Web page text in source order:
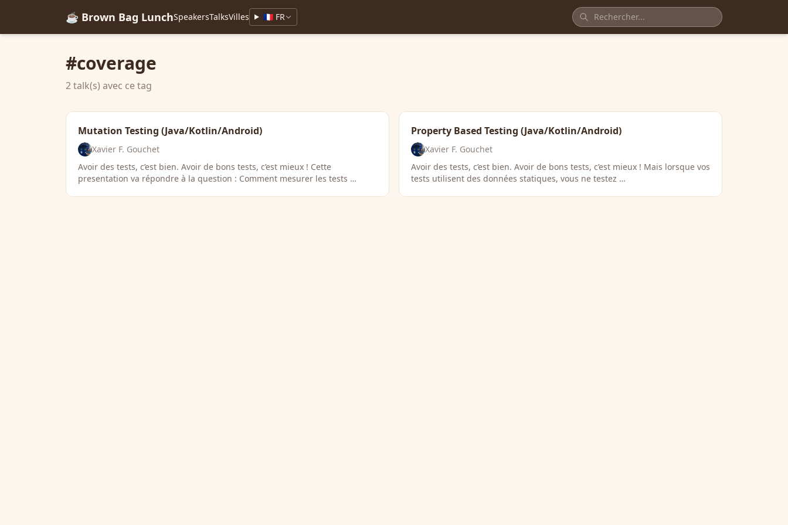
☕ Brown Bag LunchSpeakersTalksVilles 🇫🇷 FR
#coverage
2 talk(s) avec ce tag
Mutation Testing (Java/Kotlin/Android)
Xavier F. Gouchet
Avoir des tests, c’est bien. Avoir de bons tests, c’est mieux ! Cette
presentation va répondre à la question : Comment mesurer les tests …
Property Based Testing (Java/Kotlin/Android)
Xavier F. Gouchet
Avoir des tests, c’est bien. Avoir de bons tests, c’est mieux ! Mais lorsque vos
tests utilisent des données statiques, vous ne testez …